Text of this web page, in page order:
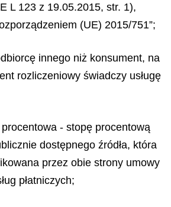
L 123 z 19.05.2015, str. 1),
(UE) 2015/751”;
innego niż konsument, na
rozliczeniowy świadczy usługę
- stopę procentową
dostępnego źródła, która
przez obie strony umowy
płatniczych;